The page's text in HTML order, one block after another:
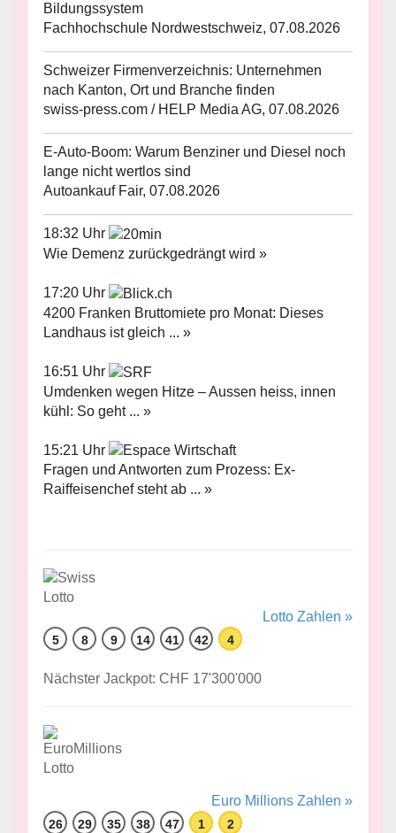
Bildungssystem
Fachhochschule Nordwestschweiz, 07.08.2026
Schweizer Firmenverzeichnis: Unternehmen
nach Kanton, Ort und Branche finden
swiss-press.com / HELP Media AG, 07.08.2026
E-Auto-Boom: Warum Benziner und Diesel noch
lange nicht wertlos sind
Autoankauf Fair, 07.08.2026
18:32 Uhr
Wie Demenz zurückgedrängt wird »
17:20 Uhr
4200 Franken Bruttomiete pro Monat: Dieses
Landhaus ist gleich ... »
16:51 Uhr
Umdenken wegen Hitze – Aussen heiss, innen
kühl: So geht ... »
15:21 Uhr
Fragen und Antworten zum Prozess: Ex-
Raiffeisenchef steht ab ... »
Lotto Zahlen »
5 8 9 14 41 42 4
Nächster Jackpot: CHF 17'300'000
Euro Millions Zahlen »
26 29 35 38 47 1 2